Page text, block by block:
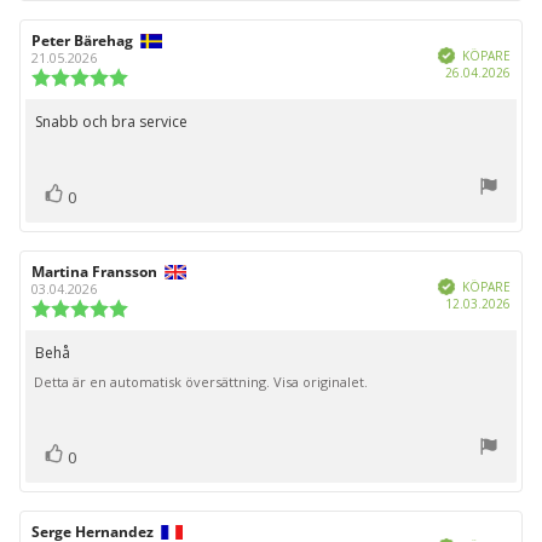
Recensionsförfattare:
Peter Bärehag
21.05.2026
utav
5
Bekräftad
KÖPARE
26.04.2026
Recensionstext:
Snabb och bra service
Rösta
upp
0
Recensionsförfattare:
Martina Fransson
03.04.2026
stjärnor
Bekräftad
KÖPARE
12.03.2026
Recensionstext:
Behå
Detta är en automatisk översättning. Visa originalet.
Rösta
upp
0
Recensionsförfattare:
Serge Hernandez